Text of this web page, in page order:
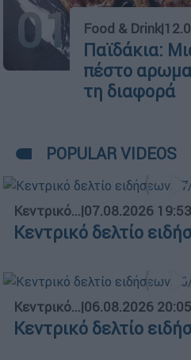
01 Food & Drink|
Παϊδάκια:
πέστο
τη διαφορά
POPULAR VIDEOS
Κεντρικό...|07.08.2026 19:53
Κεντρικό δελτίο
Κεντρικό...|06.08.2026 20:05
Κεντρικό δελτίο